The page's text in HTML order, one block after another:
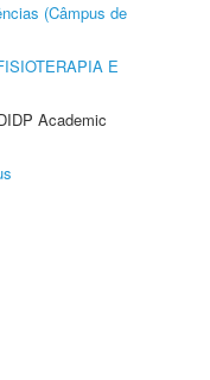
(Câmpus de
E
Academic